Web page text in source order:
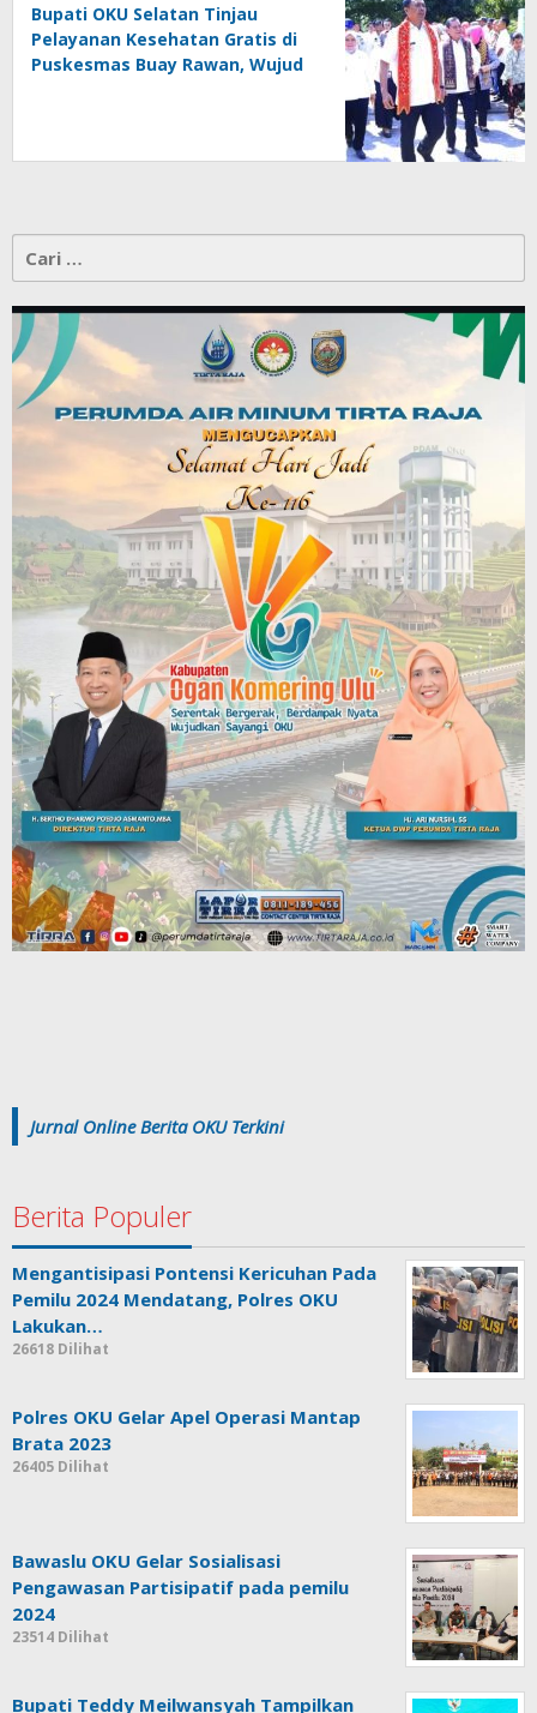
Bupati OKU Selatan Tinjau
Pelayanan Kesehatan Gratis di
Puskesmas Buay Rawan, Wujud
untuk:
Jurnal Online Berita OKU Terkini
Berita Populer
Mengantisipasi Pontensi Kericuhan Pada
Pemilu 2024 Mendatang, Polres OKU
Lakukan…
26618 Dilihat
Polres OKU Gelar Apel Operasi Mantap
Brata 2023
26405 Dilihat
Bawaslu OKU Gelar Sosialisasi
Pengawasan Partisipatif pada pemilu
2024
23514 Dilihat
Bupati Teddy Meilwansyah Tampilkan